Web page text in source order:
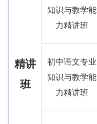
精讲
班
知识与教学能
力精讲班
初中语文专业
知识与教学能
力精讲班